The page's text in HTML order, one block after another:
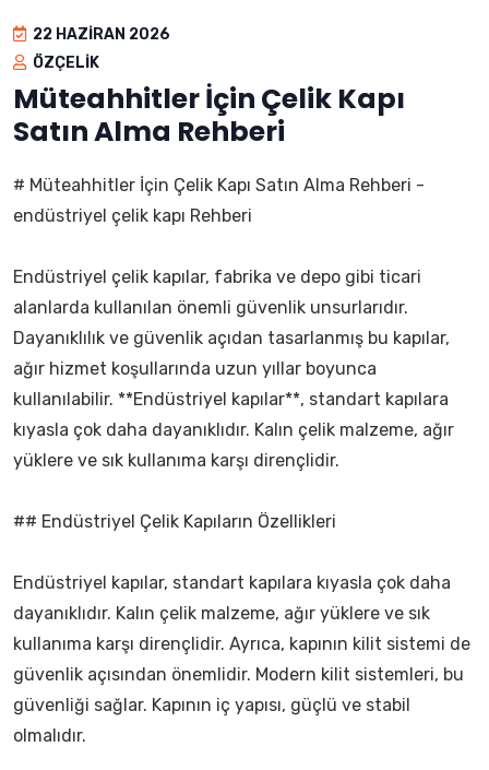
22 HAZIRAN 2026
ÖZÇELIK
Müteahhitler İçin Çelik Kapı
Satın Alma Rehberi
# Müteahhitler İçin Çelik Kapı Satın Alma Rehberi -
endüstriyel çelik kapı Rehberi
Endüstriyel çelik kapılar, fabrika ve depo gibi ticari
alanlarda kullanılan önemli güvenlik unsurlarıdır.
Dayanıklılık ve güvenlik açıdan tasarlanmış bu kapılar,
ağır hizmet koşullarında uzun yıllar boyunca
kullanılabilir. **Endüstriyel kapılar**, standart kapılara
kıyasla çok daha dayanıklıdır. Kalın çelik malzeme, ağır
yüklere ve sık kullanıma karşı dirençlidir.
## Endüstriyel Çelik Kapıların Özellikleri
Endüstriyel kapılar, standart kapılara kıyasla çok daha
dayanıklıdır. Kalın çelik malzeme, ağır yüklere ve sık
kullanıma karşı dirençlidir. Ayrıca, kapının kilit sistemi de
güvenlik açısından önemlidir. Modern kilit sistemleri, bu
güvenliği sağlar. Kapının iç yapısı, güçlü ve stabil
olmalıdır.